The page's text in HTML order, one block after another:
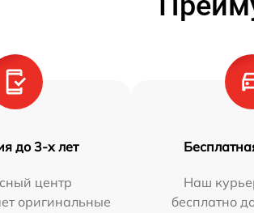
до 3-х лет
центр
оригинальные
Наш
бесплатно